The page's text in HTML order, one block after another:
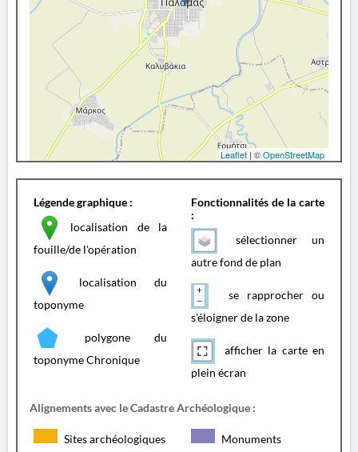
Leaflet | ©OpenStreetMap
Légende graphique :
localisation de la
fouille/de l'opération
localisation du
toponyme
polygone du
toponyme Chronique
Fonctionnalités de la carte
:
sélectionner un
autre fond de plan
se rapprocher ou
s'éloigner de la zone
afficher la carte en
plein écran
Alignements avec le Cadastre Archéologique :
Sites archéologiques Monuments